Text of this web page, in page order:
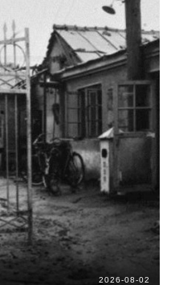
2026-08-02